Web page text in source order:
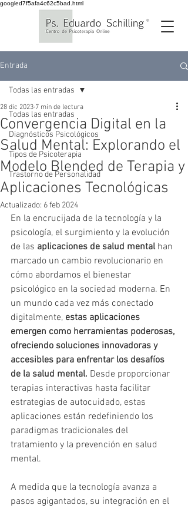
googled7f5afa4c62c5bad.html
Entrada
Todas las entradas
Diagnósticos Psicológicos
Tipos de Psicoterapia
Trastorno de Personalidad
Todas las entradas
Convergencia Digital en la
Salud Mental: Explorando el
Modelo Blended de Terapia y
Aplicaciones Tecnológicas
28 dic 2023 7 min de lectura
Actualizado: 6 feb 2024
En la encrucijada de la tecnología y la
psicología, el surgimiento y la evolución
de las aplicaciones de salud mental han
marcado un cambio revolucionario en
cómo abordamos el bienestar
psicológico en la sociedad moderna. En
un mundo cada vez más conectado
digitalmente, estas aplicaciones
emergen como herramientas poderosas,
ofreciendo soluciones innovadoras y
accesibles para enfrentar los desafíos
de la salud mental. Desde proporcionar
terapias interactivas hasta facilitar
estrategias de autocuidado, estas
aplicaciones están redefiniendo los
paradigmas tradicionales del
tratamiento y la prevención en salud
mental.
A medida que la tecnología avanza a
pasos agigantados, su integración en el